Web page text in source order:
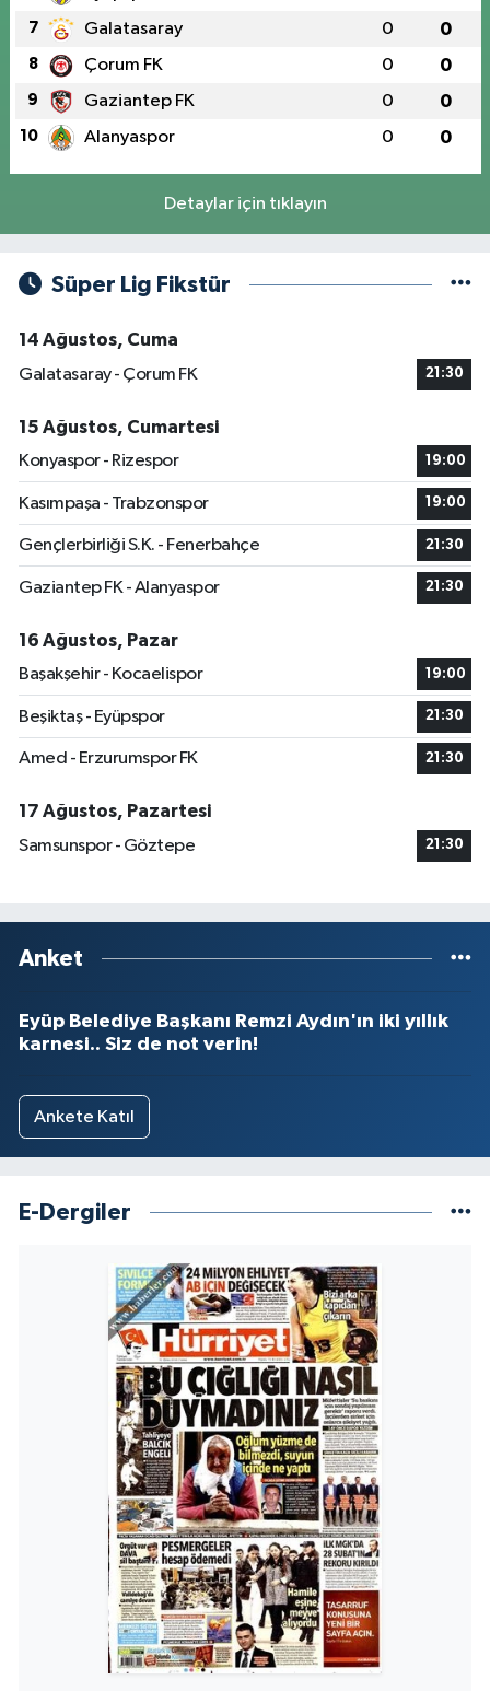
7 Galatasaray 0 0
8 Çorum FK 0 0
9 Gaziantep FK 0 0
10 Alanyaspor 0 0
Detaylar için tıklayın
Süper Lig Fikstür
14 Ağustos, Cuma
Galatasaray - Çorum FK
21:30
15 Ağustos, Cumartesi
Konyaspor - Rizespor
19:00
Kasımpaşa - Trabzonspor 19:00
Gençlerbirliği S.K. - Fenerbahçe 21:30
Gaziantep FK - Alanyaspor 21:30
16 Ağustos, Pazar
Başakşehir - Kocaelispor
19:00
Beşiktaş - Eyüpspor 21:30
Amed - Erzurumspor FK 21:30
17 Ağustos, Pazartesi
Samsunspor - Göztepe
21:30
Anket
Eyüp Belediye Başkanı Remzi Aydın'ın iki yıllık
karnesi.. Siz de not verin!
Ankete Katıl
E-Dergiler